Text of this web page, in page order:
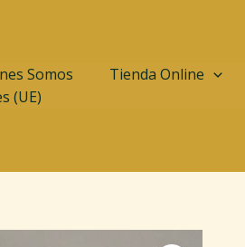
Somos Tienda Online
(UE)